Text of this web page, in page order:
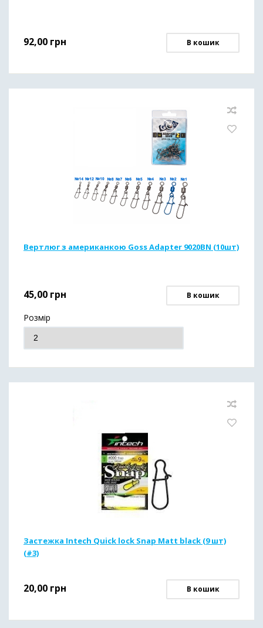
92,00 грн В кошик
Вертлюг з американкою Goss Adapter 9020BN (10шт)
45,00 грн В кошик
Розмір
Застежка Intech Quick lock Snap Matt black (9 шт)
(#3)
20,00 грн В кошик